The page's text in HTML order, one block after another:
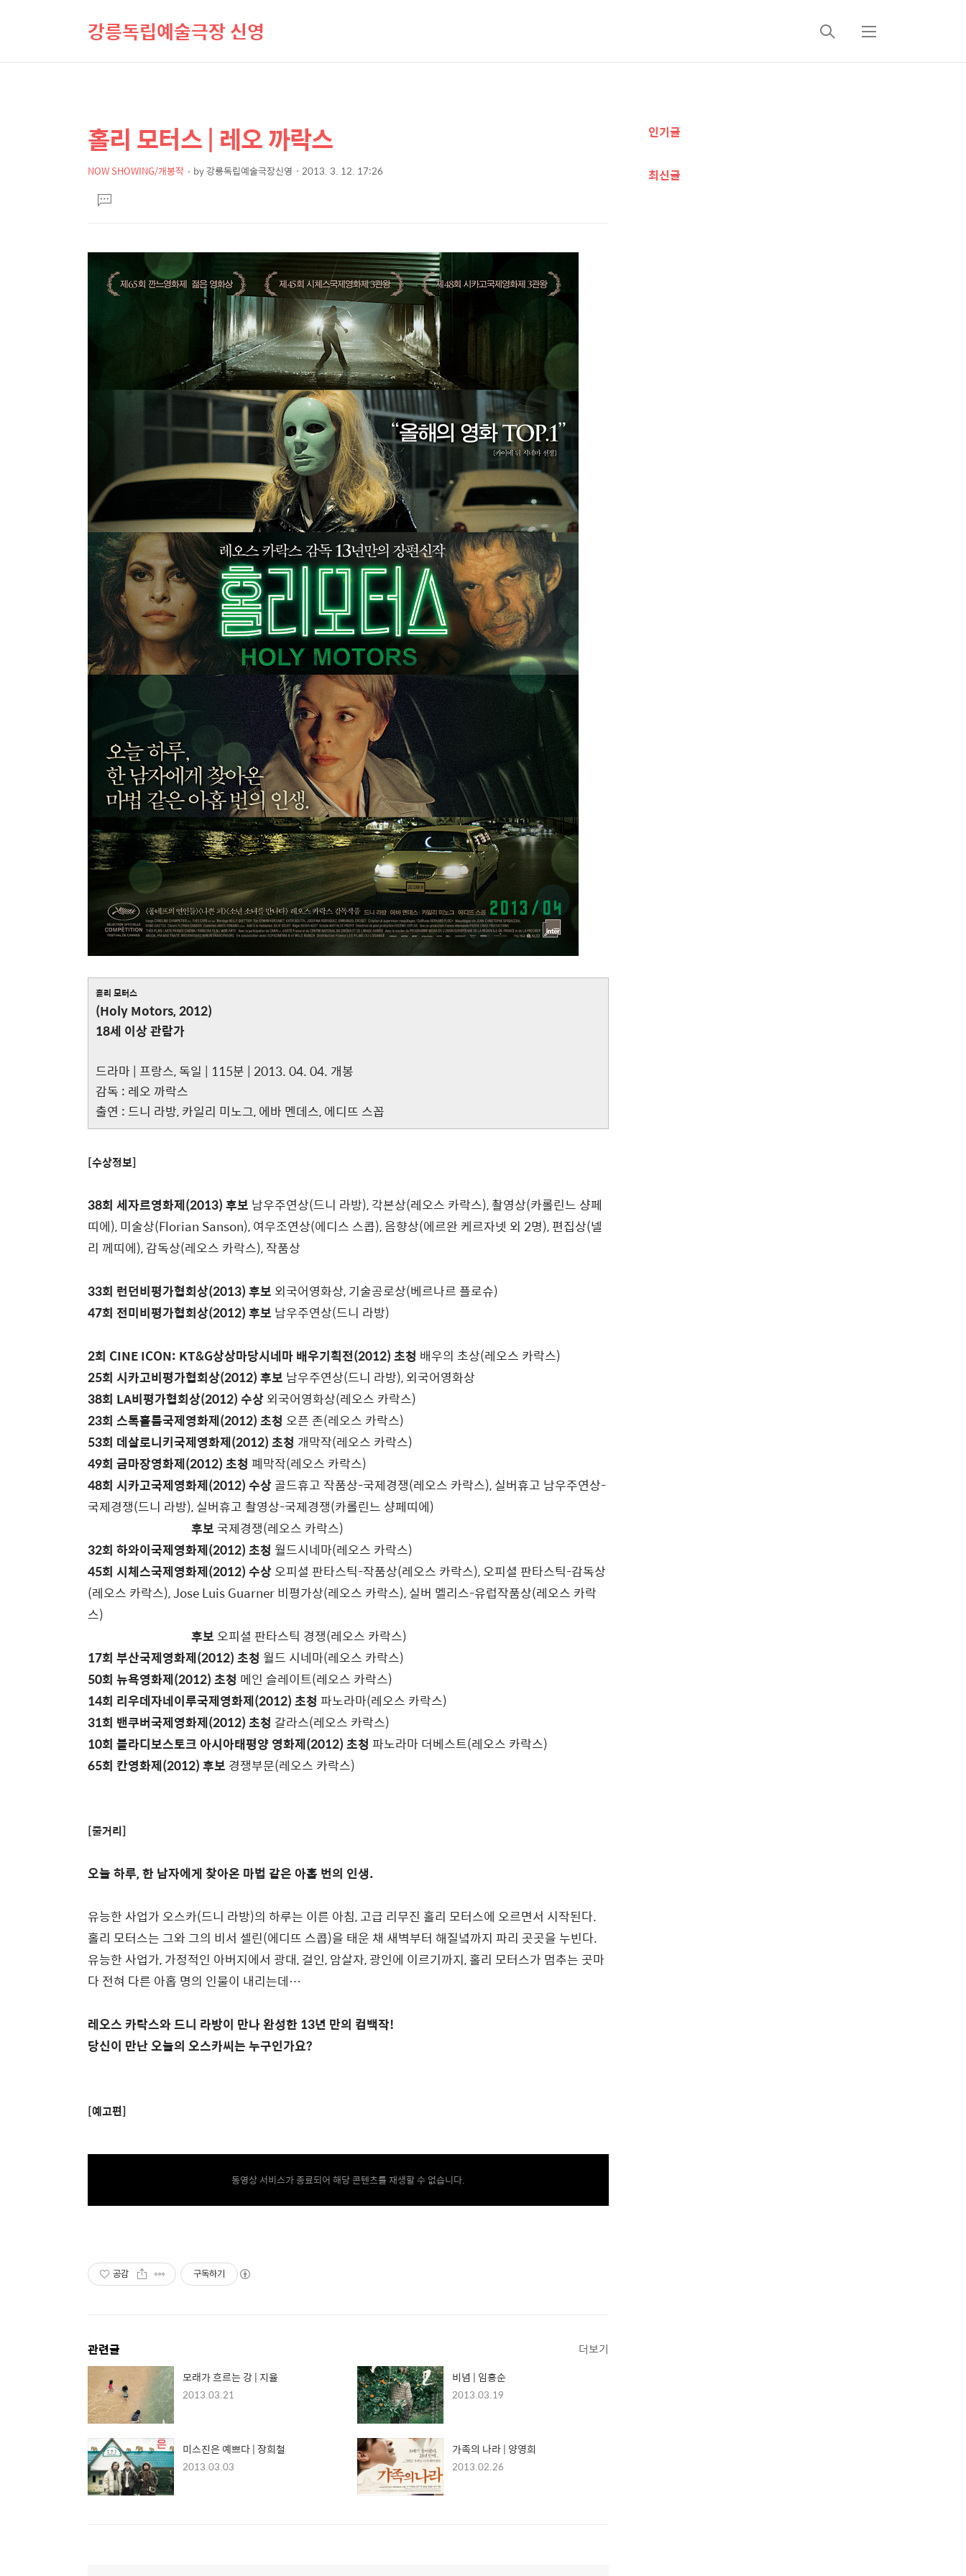
강릉독립예술극장 신영
검
메
상
세
컨
텐
본
문
제
홀리 모터스 | 레오 까락스
NOW SHOWING/개봉작 by강릉독립예술극장신영 2013. 3. 12. 17:26
문댓
글
홀리 모터스
(Holy Motors, 2012)
18세 이상 관람가
드라마 | 프랑스, 독일 | 115분 | 2013. 04. 04. 개봉
감독 : 레오 까락스
출연 : 드니 라방, 카일리 미노그, 에바 멘데스, 에디뜨 스꼽
[수상정보]
38회 세자르영화제(2013) 후보 남우주연상(드니 라방), 각본상(레오스 카락스), 촬영상(카롤린느 샹페
띠에), 미술상(Florian Sanson), 여우조연상(에디스 스콥), 음향상(에르완 케르자넷 외 2명), 편집상(넬
리 께띠에), 감독상(레오스 카락스), 작품상
33회 런던비평가협회상(2013) 후보 외국어영화상, 기술공로상(베르나르 플로슈)
47회 전미비평가협회상(2012) 후보 남우주연상(드니 라방)
2회 CINE ICON: KT&G상상마당시네마 배우기획전(2012) 초청 배우의 초상(레오스 카락스)
25회 시카고비평가협회상(2012) 후보 남우주연상(드니 라방), 외국어영화상
38회 LA비평가협회상(2012) 수상외국어영화상(레오스 카락스)
23회 스톡홀름국제영화제(2012) 초청 오픈 존(레오스 카락스)
53회 데살로니키국제영화제(2012) 초청 개막작(레오스 카락스)
49회 금마장영화제(2012) 초청 폐막작(레오스 카락스)
48회 시카고국제영화제(2012) 수상골드휴고 작품상-국제경쟁(레오스 카락스), 실버휴고 남우주연상-
국제경쟁(드니 라방), 실버휴고 촬영상-국제경쟁(카롤린느 샹페띠에)
후보 국제경쟁(레오스 카락스)
32회 하와이국제영화제(2012) 초청 월드시네마(레오스 카락스)
45회 시체스국제영화제(2012) 수상오피셜 판타스틱-작품상(레오스 카락스), 오피셜 판타스틱-감독상
(레오스 카락스), Jose Luis Guarner 비평가상(레오스 카락스), 실버 멜리스-유럽작품상(레오스 카락
스)
후보오피셜 판타스틱 경쟁(레오스 카락스)
17회 부산국제영화제(2012) 초청 월드 시네마(레오스 카락스)
50회 뉴욕영화제(2012) 초청 메인 슬레이트(레오스 카락스)
14회 리우데자네이루국제영화제(2012) 초청 파노라마(레오스 카락스)
31회 밴쿠버국제영화제(2012) 초청 갈라스(레오스 카락스)
10회 블라디보스토크 아시아태평양 영화제(2012) 초청 파노라마 더베스트(레오스 카락스)
65회 칸영화제(2012) 후보 경쟁부문(레오스 카락스)
[줄거리]
오늘 하루, 한 남자에게 찾아온 마법 같은 아홉 번의 인생.
유능한 사업가 오스카(드니 라방)의 하루는 이른 아침, 고급 리무진 홀리 모터스에 오르면서 시작된다.
홀리 모터스는 그와 그의 비서 셀린(에디뜨 스콥)을 태운 채 새벽부터 해질녘까지 파리 곳곳을 누빈다.
유능한 사업가, 가정적인 아버지에서 광대, 걸인, 암살자, 광인에 이르기까지, 홀리 모터스가 멈추는 곳마
다 전혀 다른 아홉 명의 인물이 내리는데…
레오스 카락스와 드니 라방이 만나 완성한 13년 만의 컴백작!
당신이 만난 오늘의 오스카씨는 누구인가요?
[예고편]
동영상 서비스가 종료되어 해당 콘텐츠를 재생할 수 없습니다.
공감 구독하기
관련글 더보기
모래가 흐르는 강 | 지율
2013.03.21
비념 | 임흥순
2013.03.19
미스진은 예쁘다 | 장희철
2013.03.03
가족의 나라 | 양영희
2013.02.26
추
정
인기글
최신글